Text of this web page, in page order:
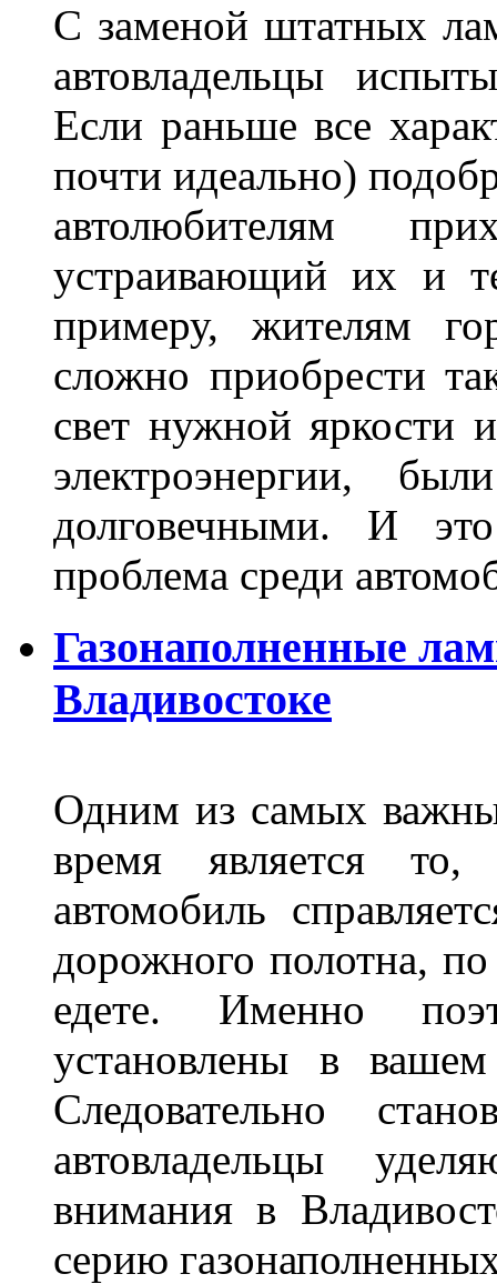
С заменой штатных
автовладельцы
Если раньше все
почти идеально)
автолюбителям
устраивающий их и
примеру, жителям
сложно приобрести
свет нужной яркости
электроэнергии,
долговечными. И
проблема среди
Газонаполненные
Владивостоке
Одним из самых
время является то,
автомобиль
дорожного полотна,
едете. Именно
установлены в
Следовательно
автовладельцы
внимания в
серию